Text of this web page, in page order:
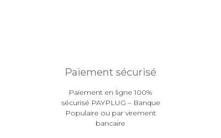
Paiement sécurisé
Paiement en ligne 100%
sécurisé PAYPLUG – Banque
Populaire ou par virement
bancaire